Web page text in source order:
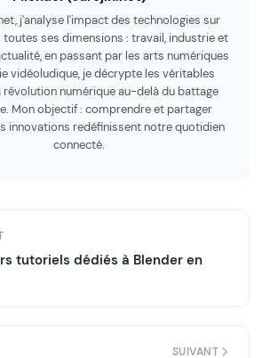
j'analyse l'impact des technologies sur
toutes ses dimensions : travail, industrie et
en passant par les arts numériques
vidéoludique, je décrypte les véritables
révolution numérique au-delà du battage
Mon objectif : comprendre et partager
innovations redéfinissent notre quotidien
connecté.
tutoriels dédiés à Blender en
SUIVANT